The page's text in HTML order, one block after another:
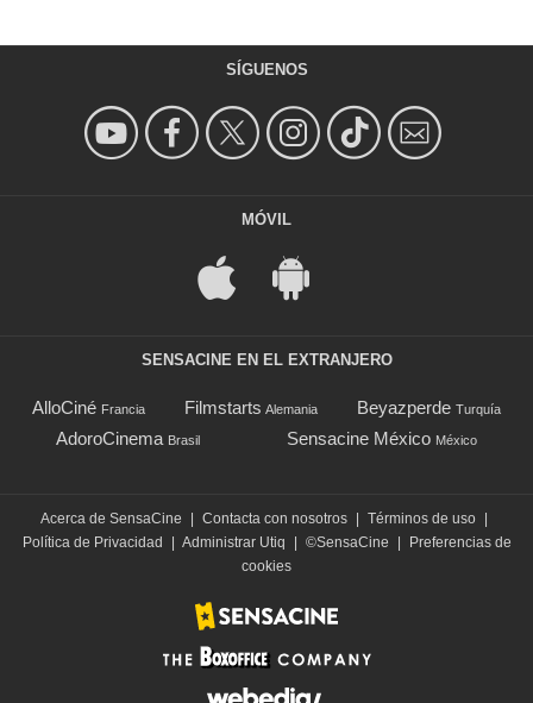
SÍGUENOS
MÓVIL
SENSACINE EN EL EXTRANJERO
AlloCiné Francia Filmstarts Alemania Beyazperde Turquía
AdoroCinema Brasil Sensacine México México
Acerca de SensaCine Contacta con nosotros Términos de uso
Política de Privacidad
Administrar Utiq ©SensaCine
Preferencias de
cookies